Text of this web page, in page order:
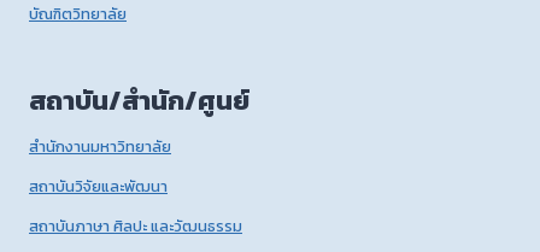
บัณฑิตวิทยาลัย
สถาบัน/สำนัก/ศูนย์
สำนักงานมหาวิทยาลัย
สถาบันวิจัยและพัฒนา
สถาบันภาษา ศิลปะ และวัฒนธรรม